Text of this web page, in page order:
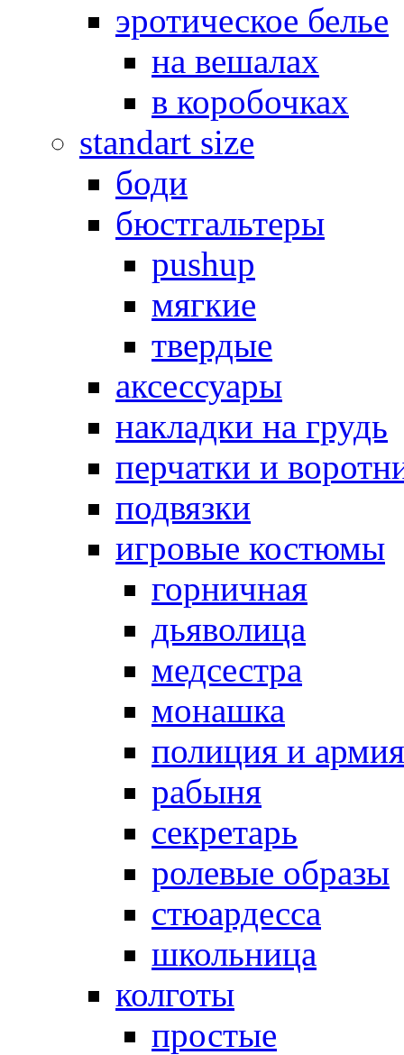
эротическое белье
на вешалах
в коробочках
standart size
боди
бюстгальтеры
pushup
мягкие
твердые
аксессуары
накладки на грудь
перчатки и
подвязки
игровые костюмы
горничная
дьяволица
медсестра
монашка
полиция и армия
рабыня
секретарь
ролевые образы
стюардесса
школьница
колготы
простые